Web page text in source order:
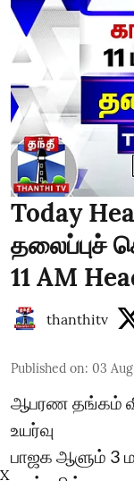
Today
தலைப்புச்
11 AM
thanthitv
Published on: 03
ஆபரண தங்கம்
உயர்வு
பாஜக ஆளும் 3
X